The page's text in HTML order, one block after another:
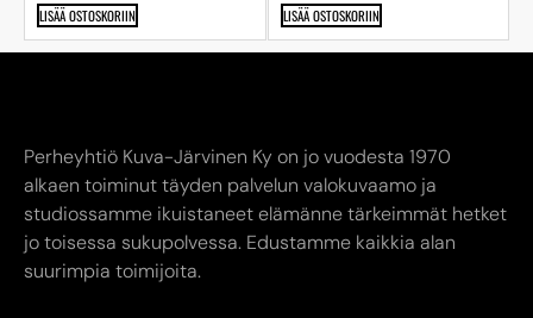
LISÄÄ OSTOSKORIIN LISÄÄ OSTOSKORIIN
Perheyhtiö Kuva-Järvinen Ky on jo vuodesta 1970
alkaen toiminut täyden palvelun valokuvaamo ja
studiossamme ikuistaneet elämänne tärkeimmät hetket
jo toisessa sukupolvessa. Edustamme kaikkia alan
suurimpia toimijoita.